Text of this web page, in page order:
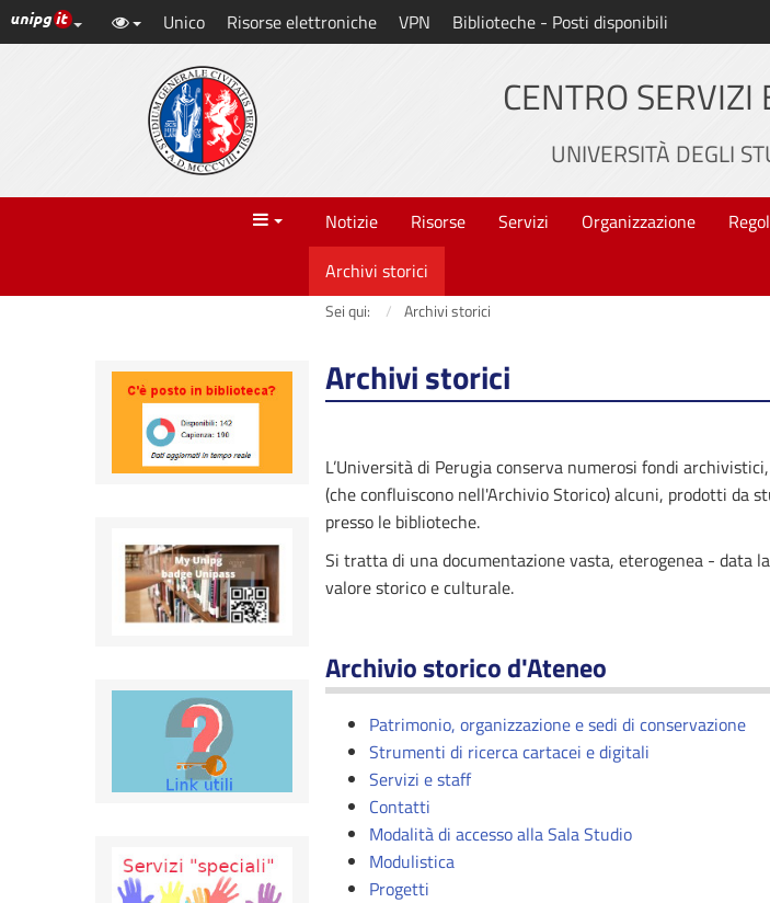
Vai
al
Link ai principali servizi web di Ateneo
Unico Risorse elettroniche VPN Biblioteche - Posti disponibili
CENTRO SERVIZI
UNIVERSITÀ DEGLI
Menu Notizie Risorse Servizi Organizzazione
Archivi storici
Sei qui: Archivi storici
Archivi storici
L’Università di Perugia conserva numerosi fondi
(che confluiscono nell'Archivio Storico) alcuni, prodotti da
presso le biblioteche.
Si tratta di una documentazione vasta, eterogenea - data
valore storico e culturale.
Archivio storico d'Ateneo
Patrimonio, organizzazione e sedi di conservazione
Strumenti di ricerca cartacei e digitali
Servizi e staff
Contatti
Modalità di accesso alla Sala Studio
Modulistica
Progetti